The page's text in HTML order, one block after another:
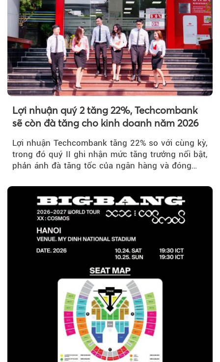
Theo Sở hữu trí
Lợi nhuận quý 2 tăng 22%, Techcombank
sẽ còn đà tăng cho kinh doanh năm 2026
Lợi nhuận Techcombank tăng 22% so với cùng kỳ,
trong đó quý II ghi nhận mức tăng trưởng nổi bật,
phản ánh đà tăng tốc của ngân hàng và đóng